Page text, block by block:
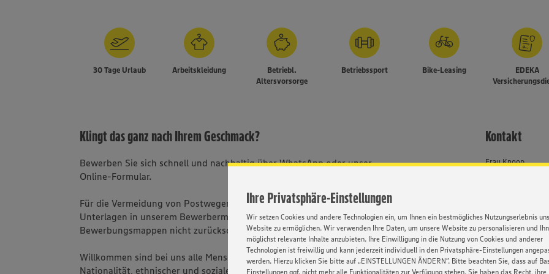
Ihre Privatsphäre-Einstellungen
Wir setzen Cookies und andere Technologien ein, um Ihnen ein bestmögliches Nutzungserlebnis
Website zu ermöglichen. Wir verwenden Ihre Daten, um unsere Website zu personalisieren und
möglichst relevante Inhalte anzubieten. Ihre Einwilligung in die Nutzung von Cookies und anderer
Technologien ist freiwillig und kann jederzeit individuell in den Privatsphäre-Einstellungen
werden. Hierzu klicken Sie bitte auf „EINSTELLUNGEN ÄNDERN”. Bitte beachten Sie, dass auf
Einstellungen ggf. nicht mehr alle Funktionalitäten zur Verfügung stehen. Sie haben das Recht, ihre
30 Tage Urlaub Arbeitskleidung
Betriebl.
Altersvorsorge
Betriebssport Bike-Leasing
EDEKA
Klingt das ganz nach Ihrem Geschmack?
Bewerben Sie sich schnell und nachhaltig über WhatsApp oder unser
Online-Formular.
Für die Vermeidung von Postwegen bitten wir um Verständnis, dass wir alle
Unterlagen in unserem Bewerbermanagementsystem erfassen und
Bewerbungsmappen nicht zurückschicken.
Willkommen sind bei uns alle Menschen - unabhängig von Geschlecht,
Nationalität, ethnischer und sozialer Herkunft, Behinderung, Religion, Alter
Kontakt
Frau Knoop
0571 - 802 2141